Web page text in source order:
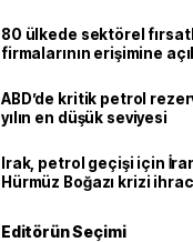
80 ülkede sektörel
firmalarının erişimine
ABD’de kritik petrol
yılın en düşük seviyesi
Irak, petrol geçişi için
Hürmüz Boğazı krizi
Editörün Seçimi